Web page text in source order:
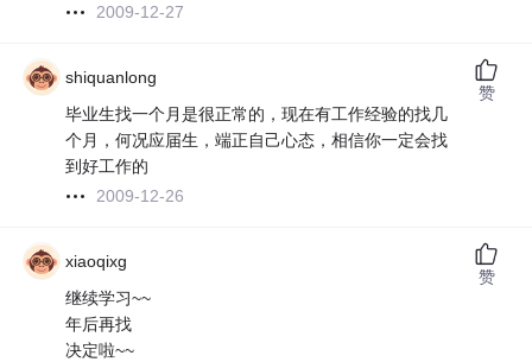
2009-12-27
shiquanlong
毕业生找一个月是很正常的，现在有工作经验的找几
个月，何况应届生，端正自己心态，相信你一定会找
到好工作的
2009-12-26
赞
xiaoqixg
继续学习~~
年后再找
决定啦~~
赞